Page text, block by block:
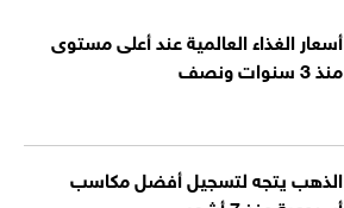
أسعار الغذاء العالمية عند أعلى مستوى
منذ 3 سنوات ونصف
الذهب يتجه لتسجيل أفضل مكاسب